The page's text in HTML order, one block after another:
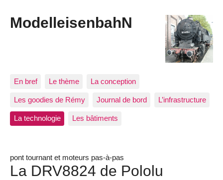
ModelleisenbahN
En bref Le thème La conception
Les goodies de Rémy Journal de bord L’infrastructure
La technologie Les bâtiments
pont tournant et moteurs pas-à-pas
La DRV8824 de Pololu